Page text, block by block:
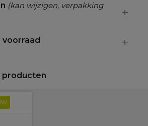
(kan wijzigen, verpakking
voorraad
producten